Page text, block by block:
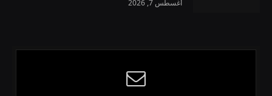
أغسطس 7, 2026